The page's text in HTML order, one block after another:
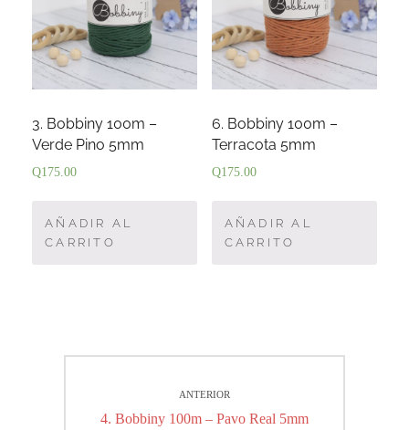
3. Bobbiny 100m –
Verde Pino 5mm
Q175.00
AÑADIR AL
CARRITO
6. Bobbiny 100m –
Terracota 5mm
Q175.00
AÑADIR AL
CARRITO
ANTERIOR
Entrada
4. Bobbiny 100m – Pavo Real 5mm